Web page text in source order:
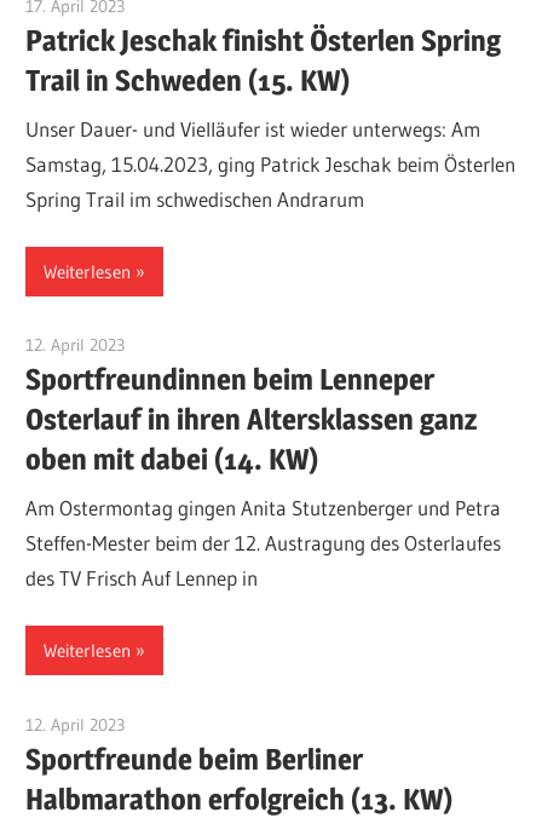
17. April 2023
Patrick Jeschak finisht Österlen Spring
Trail in Schweden (15. KW)
Unser Dauer- und Vielläufer ist wieder unterwegs: Am
Samstag, 15.04.2023, ging Patrick Jeschak beim Österlen
Spring Trail im schwedischen Andrarum
Weiterlesen
12. April 2023
Sportfreundinnen beim Lenneper
Osterlauf in ihren Altersklassen ganz
oben mit dabei (14. KW)
Am Ostermontag gingen Anita Stutzenberger und Petra
Steffen-Mester beim der 12. Austragung des Osterlaufes
des TV Frisch Auf Lennep in
Weiterlesen
12. April 2023
Sportfreunde beim Berliner
Halbmarathon erfolgreich (13. KW)